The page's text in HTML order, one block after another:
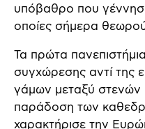
υπόβαθρο που
οποίες σήμερα
Τα πρώτα
συγχώρεσης αντί της
γάμων μεταξύ στενών
παράδοση των
χαρακτήρισε την